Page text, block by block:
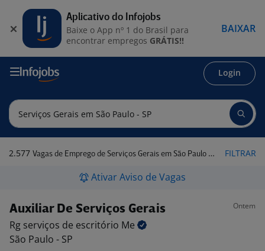
Login
2.577 Vagas de Emprego de Serviços Gerais em São Paulo - SP FILTRAR
Ativar Aviso de Vagas
Auxiliar De Serviços Gerais Ontem
Rg serviços de escritório Me
São Paulo - SP
Aplicativo do Infojobs
Baixe o App nº 1 do Brasil para
encontrar empregos GRÁTIS!!
BAIXAR